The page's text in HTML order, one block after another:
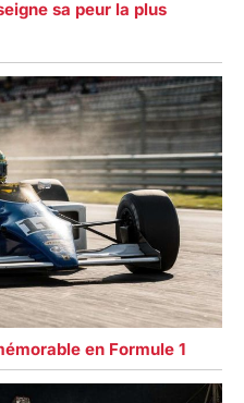
sa peur la plus
en Formule 1